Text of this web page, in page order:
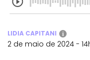
LIDIA CAPITANI i
2 de maio de 2024 -